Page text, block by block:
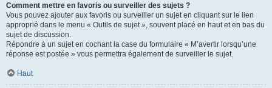
Comment mettre en favoris ou surveiller des sujets ?
Vous pouvez ajouter aux favoris ou surveiller un sujet en cliquant sur le lien
approprié dans le menu « Outils de sujet », souvent placé en haut et en bas du
sujet de discussion.
Répondre à un sujet en cochant la case du formulaire « M’avertir lorsqu’une
réponse est postée » vous permettra également de surveiller le sujet.
Haut